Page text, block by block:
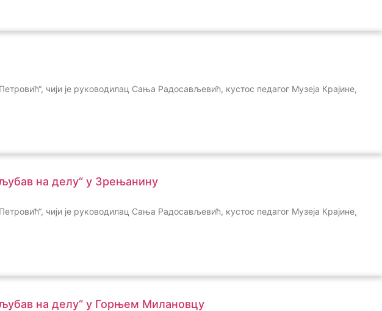
чији је руководилац Сања Радосављевић, кустос педагог Музеја Крајине,
на делу“ у Зрењанину
чији је руководилац Сања Радосављевић, кустос педагог Музеја Крајине,
на делу“ у Горњем Милановцу